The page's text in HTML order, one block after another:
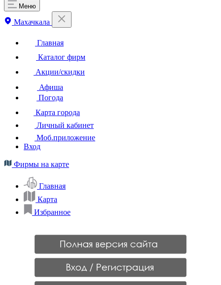
Меню
Махачкала
Главная
Каталог фирм
Акции/скидки
Афиша
Погода
Карта города
Личный кабинет
Моб.приложение
Вход
Фирмы на карте
Главная
Карта
Избранное